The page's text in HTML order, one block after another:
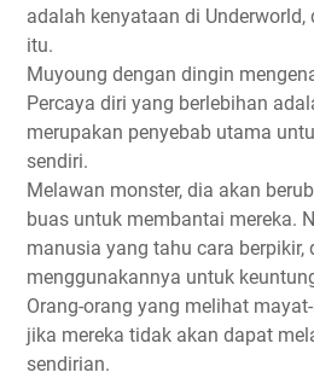
adalah kenyataan di Underworld,
itu.
Muyoung dengan dingin
Percaya diri yang berlebihan
merupakan penyebab utama
sendiri.
Melawan monster, dia akan
buas untuk membantai mereka.
manusia yang tahu cara berpikir,
menggunakannya untuk
Orang-orang yang melihat
jika mereka tidak akan dapat
sendirian.